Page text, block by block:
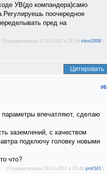
УВ(до компандера)само
поочередное
пред на
(Отредактировал 27-12-2012 в 21:09 vlsm2008.)
Цитировать
#6
впечатляют, сделаю
заземлений, с качеством
подключу головку новыми
что?
(Отредактировал 28-12-2012 в 02:48 prof343.)